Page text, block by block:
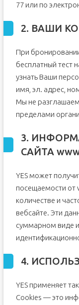
77 или по
2. ВАШИ
При
бесплатный тест
узнать Ваши
имя, эл. адрес,
Мы не
пределами
3.
САЙТА
YES может
посещаемости от
количестве и
вебсайте. Эти
суммарном виде
4.
YES применяет
Сookies — это